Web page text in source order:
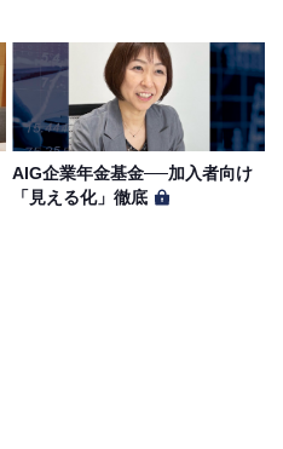
AIG企業年金基金──加入者向け
「見える化」徹底